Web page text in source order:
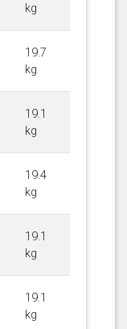
kg
19.7
kg
19.1
kg
19.4
kg
19.1
kg
19.1
kg